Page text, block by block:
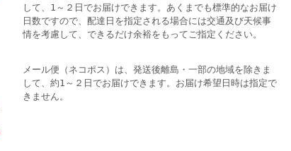
して、1～２日でお届けできます。あくまでも標準的なお届け
日数ですので、配達日を指定される場合には交通及び天候事
情を考慮して、できるだけ余裕をもってご指定ください。
メール便（ネコポス）は、発送後離島・一部の地域を除きま
して、約1～２日でお届けできます。お届け希望日時は指定で
きません。